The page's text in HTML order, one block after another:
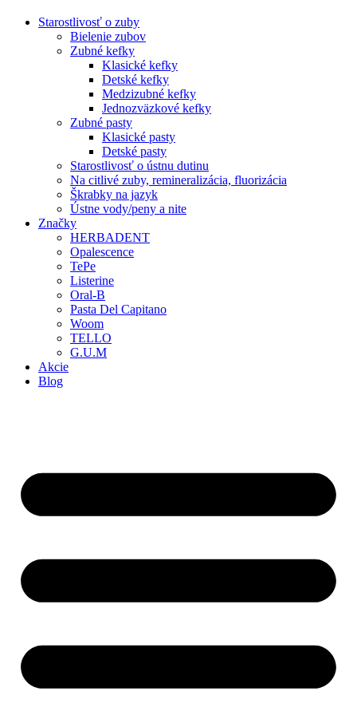
Starostlivosť o zuby
Bielenie zubov
Zubné kefky
Klasické kefky
Detské kefky
Medzizubné kefky
Jednozväzkové kefky
Zubné pasty
Klasické pasty
Detské pasty
Starostlivosť o ústnu dutinu
Na citlivé zuby, remineralizácia, fluorizácia
Škrabky na jazyk
Ústne vody/peny a nite
Značky
HERBADENT
Opalescence
TePe
Listerine
Oral-B
Pasta Del Capitano
Woom
TELLO
G.U.M
Akcie
Blog